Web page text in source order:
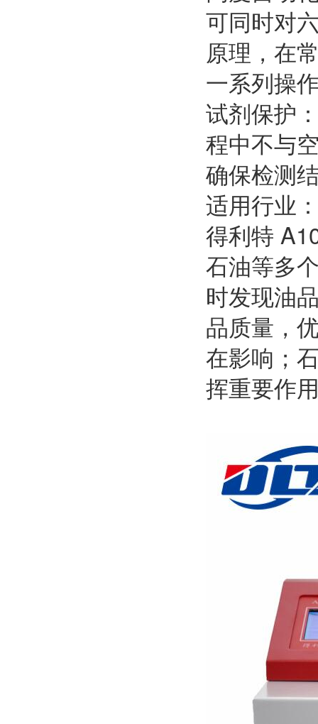
可同时对
原理，在
一系列操
试剂保护
程中不与
确保检测
适用行业
得利特
石油等多
时发现油
品质量，
在影响；
挥重要作